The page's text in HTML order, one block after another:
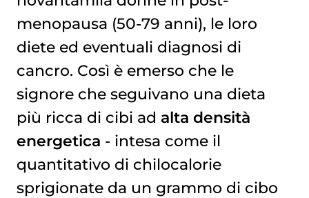
menopausa (50-79 anni), le loro
diete ed eventuali diagnosi di
cancro. Così è emerso che le
signore che seguivano una dieta
più ricca di cibi ad alta densità
energetica - intesa come il
quantitativo di chilocalorie
sprigionate da un grammo di cibo